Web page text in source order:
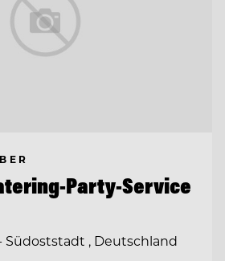
Party-Service
Südoststadt , Deutschland